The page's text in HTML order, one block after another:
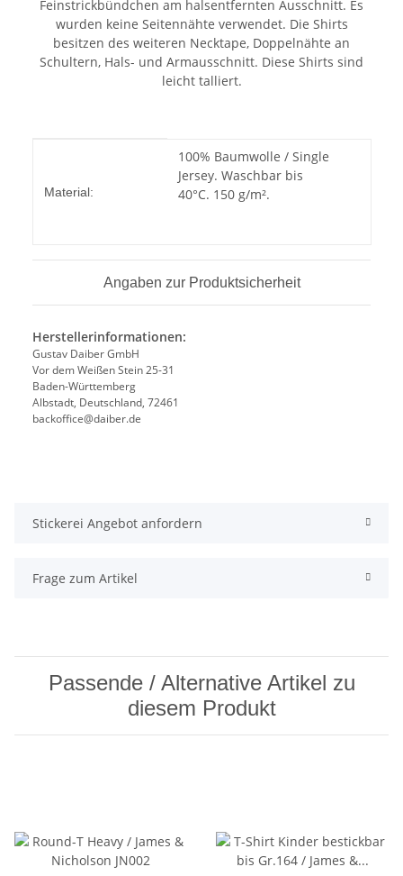
Feinstrickbündchen am halsentfernten Ausschnitt. Es
wurden keine Seitennähte verwendet. Die Shirts
besitzen des weiteren Necktape, Doppelnähte an
Schultern, Hals- und Armausschnitt. Diese Shirts sind
leicht talliert.
Material:
100% Baumwolle / Single
Jersey. Waschbar bis
40°C. 150 g/m².
Angaben zur Produktsicherheit
Herstellerinformationen:
Gustav Daiber GmbH
Vor dem Weißen Stein 25-31
Baden-Württemberg
Albstadt, Deutschland, 72461
backoffice@daiber.de
Stickerei Angebot anfordern
Frage zum Artikel
Passende / Alternative Artikel zu
diesem Produkt